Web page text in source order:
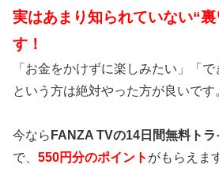
実はあまり知られていない“裏
す！
「お金をかけずに楽しみたい」「で
という方は絶対やった方が良いです
今なら FANZA TVの14日間無料トラ
で、 550円分のポイント がもらえま